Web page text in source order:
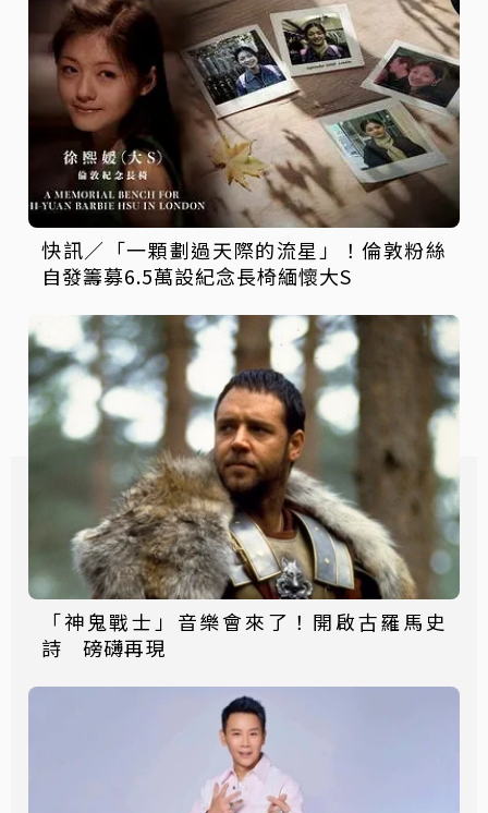
快訊／「一顆劃過天際的流星」！倫敦粉絲
自發籌募6.5萬設紀念長椅緬懷大S
「神鬼戰士」音樂會來了！開啟古羅馬史
詩 磅礴再現